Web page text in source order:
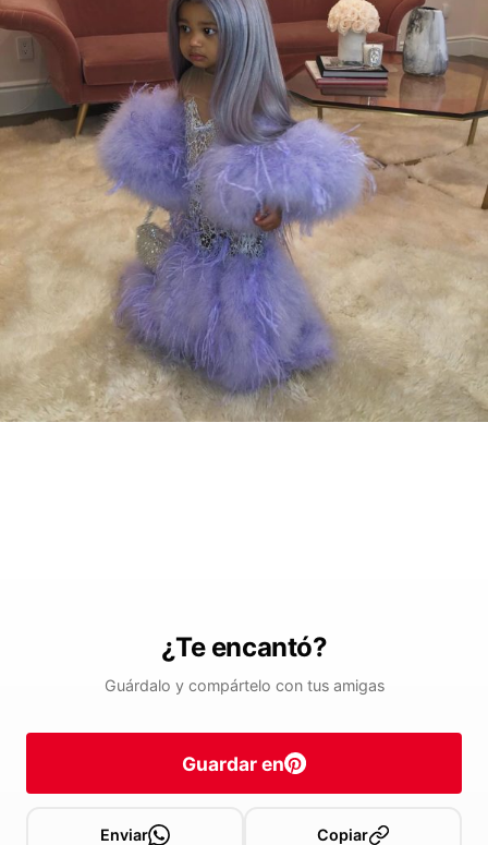
¿Te encantó?
Guárdalo y compártelo con tus amigas
Guardar en
Enviar Copiar